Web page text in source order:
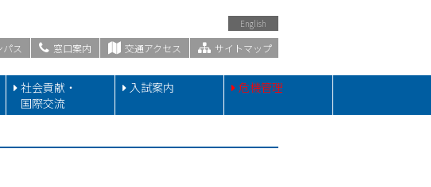
English
ス 窓口案内 交通アクセス サイトマップ
社会貢献・
国際交流
入試案内 危機管理